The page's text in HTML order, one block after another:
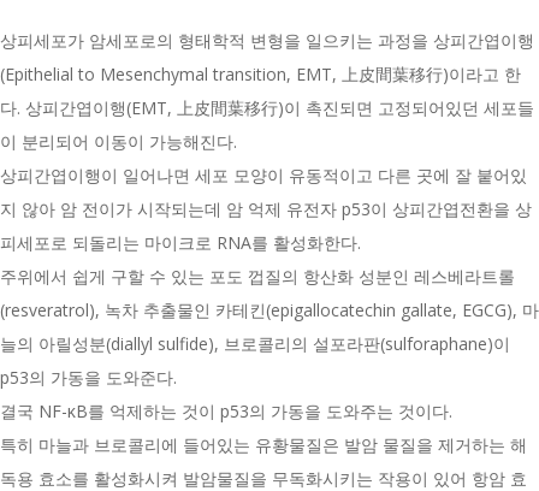
상피세포가 암세포로의 형태학적 변형을 일으키는 과정을 상피간엽이행
(Epithelial to Mesenchymal transition, EMT, 上皮間葉移行)이라고 한
다. 상피간엽이행(EMT, 上皮間葉移行)이 촉진되면 고정되어있던 세포들
이 분리되어 이동이 가능해진다.
상피간엽이행이 일어나면 세포 모양이 유동적이고 다른 곳에 잘 붙어있
지 않아 암 전이가 시작되는데 암 억제 유전자 p53이 상피간엽전환을 상
피세포로 되돌리는 마이크로 RNA를 활성화한다.
주위에서 쉽게 구할 수 있는 포도 껍질의 항산화 성분인 레스베라트롤
(resveratrol), 녹차 추출물인 카테킨(epigallocatechin gallate, EGCG), 마
늘의 아릴성분(diallyl sulfide), 브로콜리의 설포라판(sulforaphane)이
p53의 가동을 도와준다.
결국 NF-κB를 억제하는 것이 p53의 가동을 도와주는 것이다.
특히 마늘과 브로콜리에 들어있는 유황물질은 발암 물질을 제거하는 해
독용 효소를 활성화시켜 발암물질을 무독화시키는 작용이 있어 항암 효